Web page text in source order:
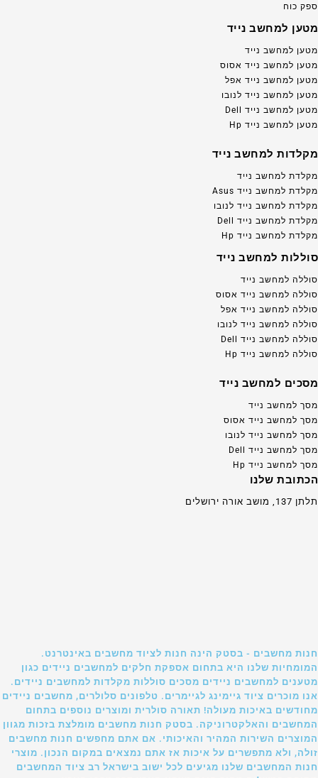
ספק כוח
מטען למחשב נייד
מטען למחשב נייד
מטען למחשב נייד אסוס
מטען למחשב נייד אפל
מטען למחשב נייד לנובו
מטען למחשב נייד Dell
מטען למחשב נייד Hp
מקלדות למחשב נייד
מקלדת למחשב נייד
מקלדת למחשב נייד Asus
מקלדת למחשב נייד לנובו
מקלדת למחשב נייד Dell
מקלדת למחשב נייד Hp
סוללות למחשב נייד
סוללה למחשב נייד
סוללה למחשב נייד אסוס
סוללה למחשב נייד אפל
סוללה למחשב נייד לנובו
סוללה למחשב נייד Dell
סוללה למחשב נייד Hp
מסכים למחשב נייד
מסך למחשב נייד
מסך למחשב נייד אסוס
מסך למחשב נייד לנובו
מסך למחשב נייד Dell
מסך למחשב נייד Hp
הכתובת שלנו
תלתן 137, מושב אורה ירושלים
חנות מחשבים - בסטק הינה חנות לציוד מחשבים באינטרנט.
המומחיות שלנו היא בתחום אספקת חלקים למחשבים ניידים כגון
מטענים למחשבים ניידים מסכים סוללות מקלדות למחשבים ניידים.
אנו מוכרים ציוד גיימינג לגיימרים. טלפונים סלולרים, מחשבים ניידים
מחודשים באיכות מעולה! תאורה סולרית ומוצרים נוספים בתחום
המחשבים והאלקטרוניקה. בסטק חנות מחשבים מומלצת בזכות מגוון
המוצרים השירות המהיר והאיכותי. אם אתם מחפשים חנות מחשבים
זולה, ולא מתפשרים על איכות אז אתם נמצאים במקום הנכון. מוצרי
חנות המחשבים שלנו מגיעים לכל ישוב בישראל רב ציוד המחשבים